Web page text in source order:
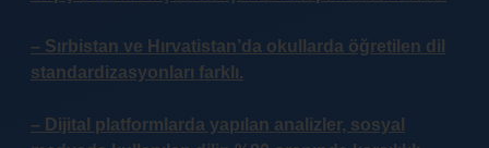
– Sırbistan ve Hırvatistan’da okullarda öğretilen dil
standardizasyonları farklı.
– Dijital platformlarda yapılan analizler, sosyal